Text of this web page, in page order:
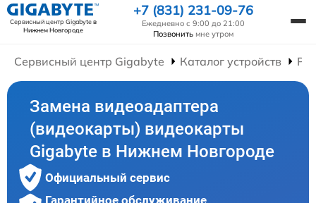
Сервисный центр Gigabyteв
Нижнем Новгороде
+7 (831) 231-09-76
Ежедневно с 9:00 до 21:00
Позвонить мне утром
Сервисный центр Gigabyte Каталог устройств
Замена видеоадаптера
(видеокарты) видеокарты
Gigabyte в Нижнем Новгороде
Официальный сервис
Гарантийное обслуживание